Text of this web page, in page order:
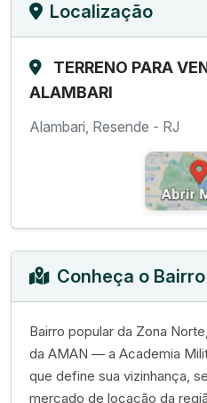
Localização
TERRENO PARA
ALAMBARI
Alambari, Resende - RJ
Conheça o
Bairro popular da Zona
da AMAN — a Academia
que define sua vizinhança,
mercado de locação da